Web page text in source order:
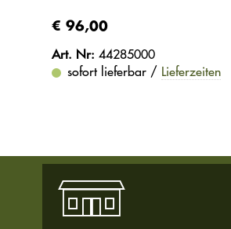
€ 96,00
Art. Nr: 44285000
sofort lieferbar / Lieferzeiten